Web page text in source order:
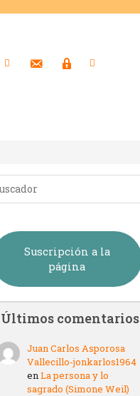
Suscripción a la
página
Últimos comentarios
Juan Carlos Asporosa
Vallecillo-jonkarlos1964
enLa persona y lo
sagrado (Simone Weil)